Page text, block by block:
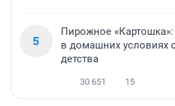
5
Пирожное
в домашних условиях
детства
30 651 15